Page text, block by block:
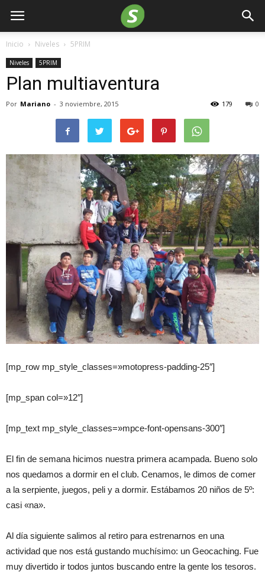
Inicio Niveles 5PRIM
Niveles 5PRIM
Plan multiaventura
Por Mariano - 3 noviembre, 2015 0
179
[mp_row mp_style_classes=»motopress-padding-25″]
[mp_span col=»12″]
[mp_text mp_style_classes=»mpce-font-opensans-300″]
El fin de semana hicimos nuestra primera acampada. Bueno solo
nos quedamos a dormir en el club. Cenamos, le dimos de comer
a la serpiente, juegos, peli y a dormir. Estábamos 20 niños de 5º:
casi «na».
Al día siguiente salimos al retiro para estrenarnos en una
actividad que nos está gustando muchísimo: un Geocaching. Fue
muy divertido ir todos juntos buscando entre la gente los tesoros.